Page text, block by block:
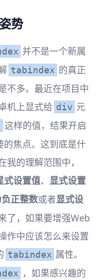
势
并不是一个新属
tabindex 的真正
不多。最近在项目中
机上显式给 div 元
这样的值，结果开启
的焦点。这到底是什
的理解范围中，
式设置值、 显式设置
正整数或者显式设
了，如果要增强Web
作中应该怎么来设置
tabindex 属性。
，如果感兴趣的